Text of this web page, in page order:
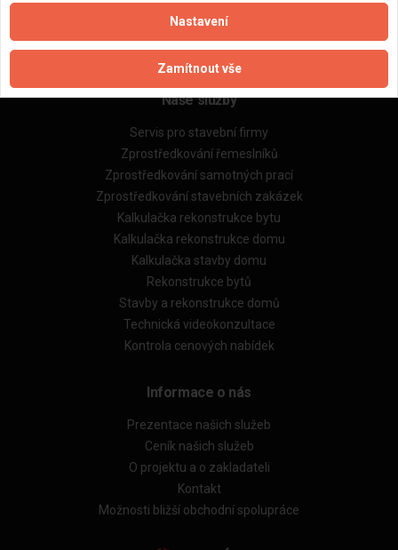
Naše excelové tabulky online
Naše služby
Servis pro stavební firmy
Zprostředkování řemeslníků
Zprostředkování samotných prací
Zprostředkování stavebních zakázek
Kalkulačka rekonstrukce bytu
Kalkulačka rekonstrukce domu
Kalkulačka stavby domu
Rekonstrukce bytů
Stavby a rekonstrukce domů
Technická videokonzultace
Kontrola cenových nabídek
Informace o nás
Prezentace našich služeb
Ceník našich služeb
O projektu a o zakladateli
Kontakt
Možnosti bližší obchodní spolupráce
Nastavení
Zamítnout vše